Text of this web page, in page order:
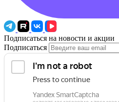
Подписаться на новости и акции
Подписаться